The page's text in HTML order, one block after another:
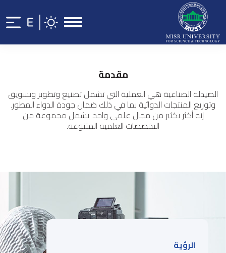
مقدمة
الصيدلة الصناعية هي العملية التي تشمل تصنيع وتطوير وتسويق
وتوزيع المنتجات الدوائية بما في ذلك ضمان جودة الدواء المطور.
إنه أكثر بكثير من مجال علمي واحد. يشمل مجموعة من
التخصصات العلمية المتنوعة.
الرؤية